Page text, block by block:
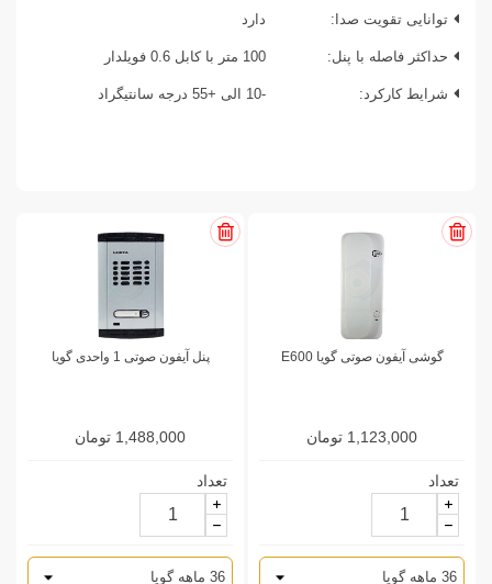
توانایی تقویت صدا: دارد
حداکثر فاصله با پنل: 100 متر با کابل 0.6 فویلدار
شرایط کارکرد: -10 الی +55 درجه سانتیگراد
گوشی آیفون صوتی گویا E600
1,123,000 تومان
تعداد
پنل آیفون صوتی 1 واحدی گویا
1,488,000 تومان
تعداد